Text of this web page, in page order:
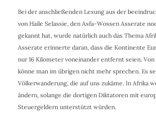
Bei der anschließenden Lesung aus der
von Haile Selassie, den Asfa-Wossen Asserate
gekannt hat, wurde natürlich auch das Thema
Asserate erinnerte daran, dass die Kontinente
nur 16 Kilometer voneinander entfernt seien.
könne man im übrigen nicht mehr sprechen. Es
Völkerwanderung, die auf uns zukäme. In Afrika
ändern, solange die dortigen Diktatoren mit
Steuergeldern unterstützt würden.